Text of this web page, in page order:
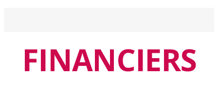
FINANCIERS